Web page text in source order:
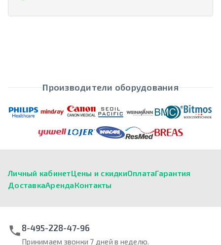
Производители оборудования
Личный кабинетЦены и скидкиОплатаГарантия
ДоставкаАрендаКонтакты
8-495-228-47-96
Принимаем звонки 7 дней в неделю.